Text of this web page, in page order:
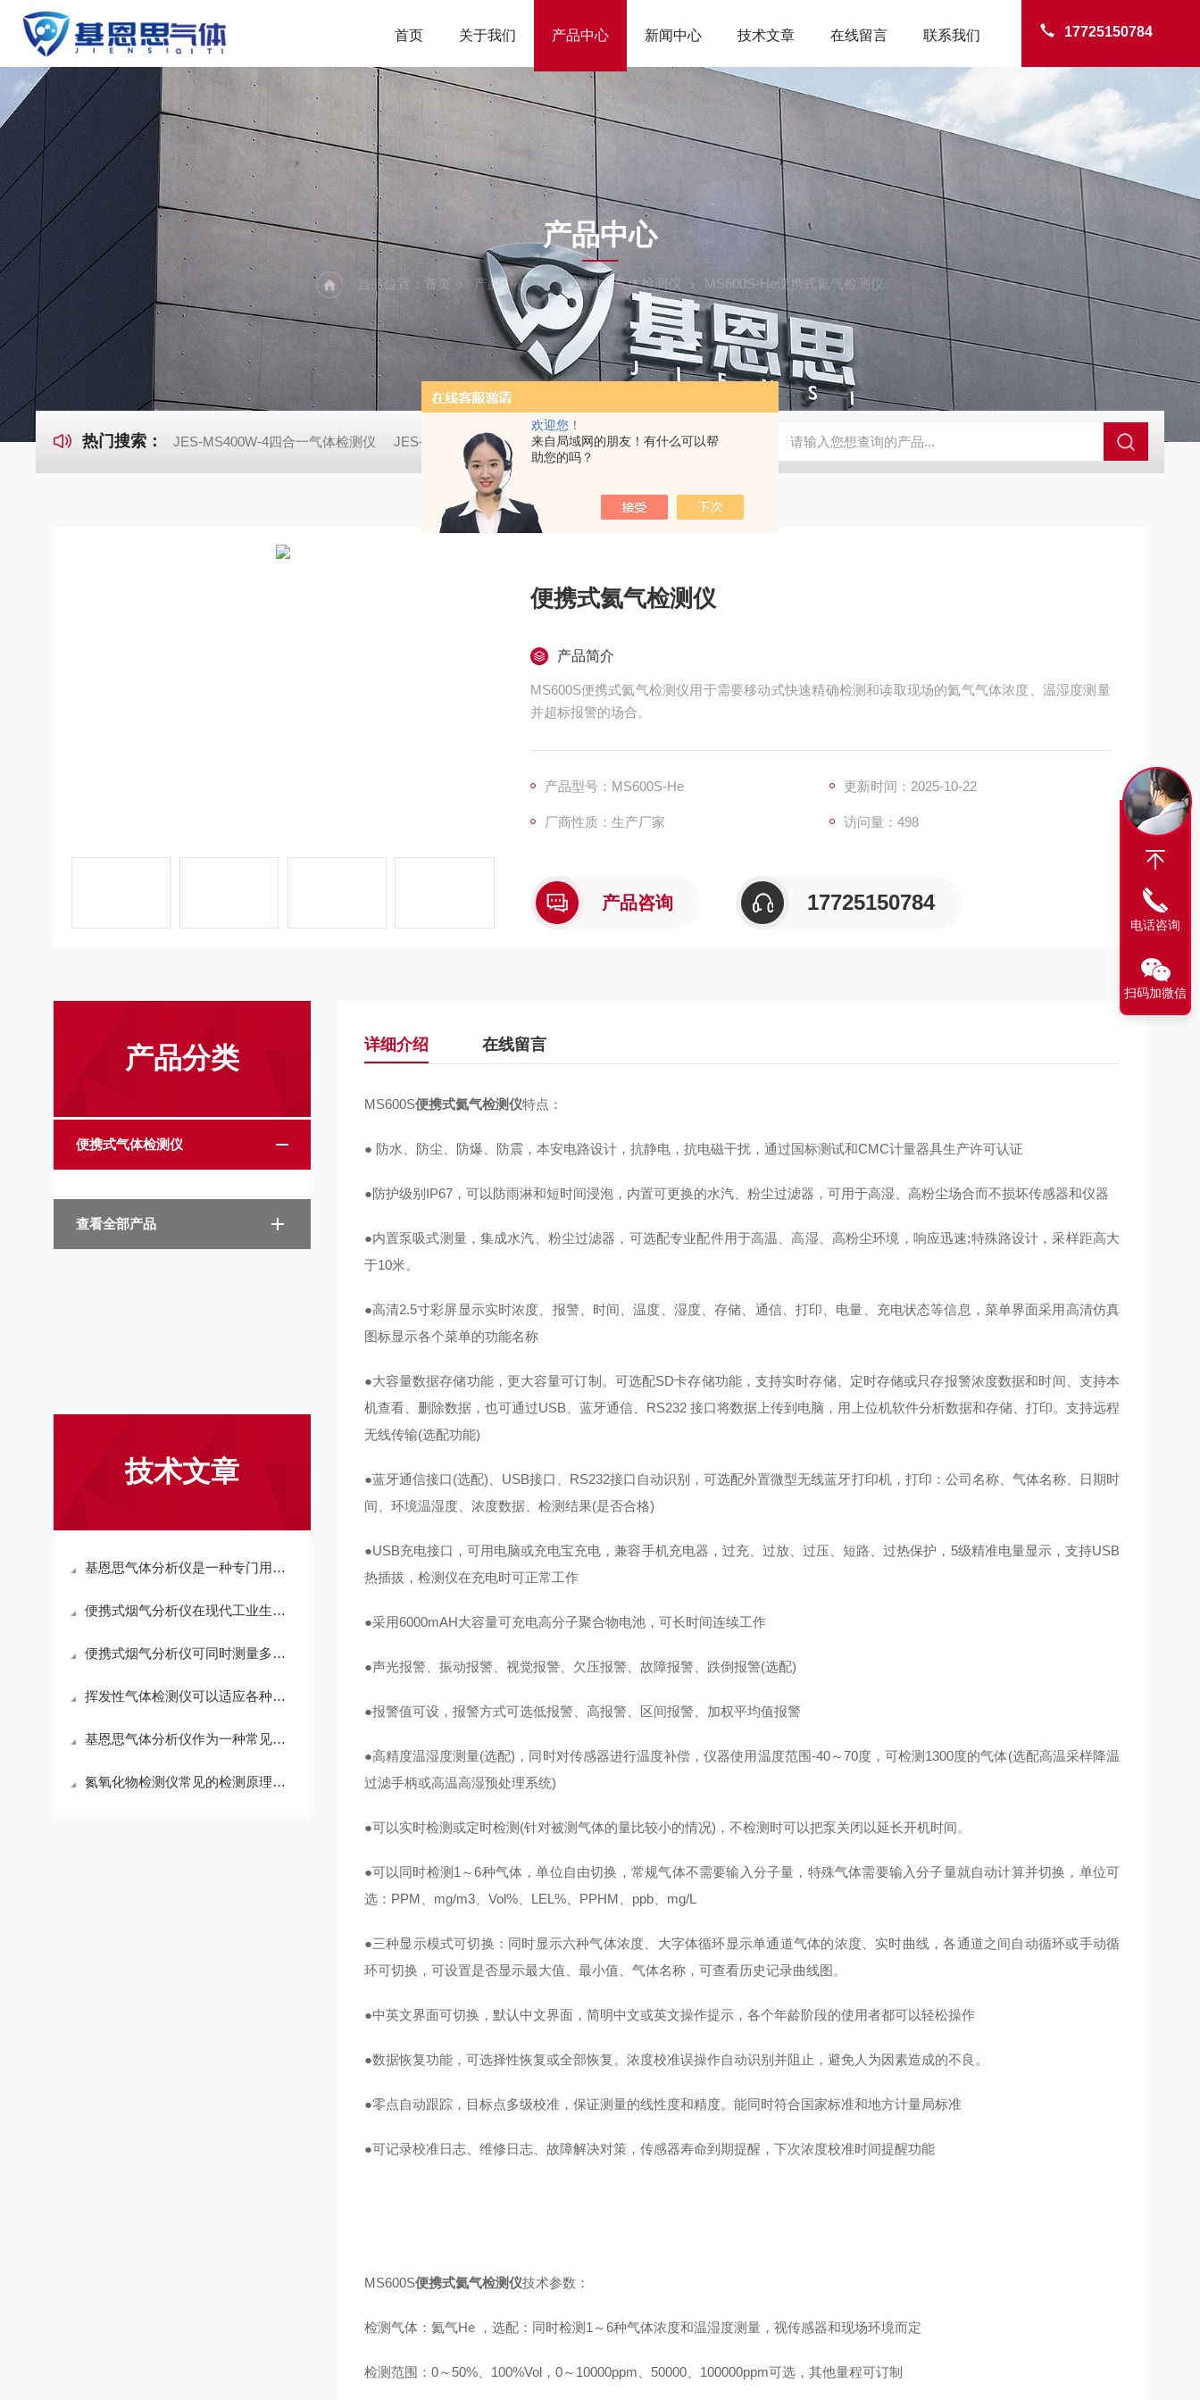
欢迎您！
来自局域网的朋友！有什么可以帮
助您的吗？
17725150784
首页 关于我们 产品中心 新闻中心 技术文章 在线留言 联系我们
PRODUCTS CENTER
产品中心
当前位置：首页 产品中心 便携式气体检测仪 MS600S-He便携式氦气检测仪
热门搜索： JES-MS400W-4四合一气体检测仪 JES-MS400W-CO2二氧化碳气体检测仪 JES-MS400W-C2H8N2偏二甲肼气体检测仪 JES-MS400W-CO一氧化碳气体检测仪
便携式氦气检测仪
产品简介
MS600S便携式氦气检测仪用于需要移动式快速精确检测和读取现场的氦气气体浓度、温湿度测量
并超标报警的场合。
产品型号：MS600S-He 更新时间：2025-10-22
厂商性质：生产厂家 访问量：498
产品咨询 17725150784
产品分类
便携式气体检测仪
查看全部产品
技术文章
基恩思气体分析仪是一种专门用于检测气体成分与浓度的设备
便携式烟气分析仪在现代工业生产中发挥着不可少的作用
便携式烟气分析仪可同时测量多种气体
挥发性气体检测仪可以适应各种复杂的工业环境
基恩思气体分析仪作为一种常见的气体检测设备
氮氧化物检测仪常见的检测原理有化学发光法、红外吸收法两种
详细介绍 在线留言
MS600S便携式氦气检测仪特点：
● 防水、防尘、防爆、防震，本安电路设计，抗静电，抗电磁干扰，通过国标测试和CMC计量器具生产许可认证
●防护级别IP67，可以防雨淋和短时间浸泡，内置可更换的水汽、粉尘过滤器，可用于高湿、高粉尘场合而不损坏传感器和仪器
●内置泵吸式测量，集成水汽、粉尘过滤器，可选配专业配件用于高温、高湿、高粉尘环境，响应迅速;特殊路设计，采样距高大
于10米。
●高清2.5寸彩屏显示实时浓度、报警、时间、温度、湿度、存储、通信、打印、电量、充电状态等信息，菜单界面采用高清仿真
图标显示各个菜单的功能名称
●大容量数据存储功能，更大容量可订制。可选配SD卡存储功能，支持实时存储、定时存储或只存报警浓度数据和时间、支持本
机查看、删除数据，也可通过USB、蓝牙通信、RS232 接口将数据上传到电脑，用上位机软件分析数据和存储、打印。支持远程
无线传输(选配功能)
●蓝牙通信接口(选配)、USB接口、RS232接口自动识别，可选配外置微型无线蓝牙打印机，打印：公司名称、气体名称、日期时
间、环境温湿度、浓度数据、检测结果(是否合格)
●USB充电接口，可用电脑或充电宝充电，兼容手机充电器，过充、过放、过压、短路、过热保护，5级精准电量显示，支持USB
热插拔，检测仪在充电时可正常工作
●采用6000mAH大容量可充电高分子聚合物电池，可长时间连续工作
●声光报警、振动报警、视觉报警、欠压报警、故障报警、跌倒报警(选配)
●报警值可设，报警方式可选低报警、高报警、区间报警、加权平均值报警
●高精度温湿度测量(选配)，同时对传感器进行温度补偿，仪器使用温度范围-40～70度，可检测1300度的气体(选配高温采样降温
过滤手柄或高温高湿预处理系统)
●可以实时检测或定时检测(针对被测气体的量比较小的情况)，不检测时可以把泵关闭以延长开机时间。
●可以同时检测1～6种气体，单位自由切换，常规气体不需要输入分子量，特殊气体需要输入分子量就自动计算并切换，单位可
选：PPM、mg/m3、Vol%、LEL%、PPHM、ppb、mg/L
●三种显示模式可切换：同时显示六种气体浓度、大字体循环显示单通道气体的浓度、实时曲线，各通道之间自动循环或手动循
环可切换，可设置是否显示最大值、最小值、气体名称，可查看历史记录曲线图。
●中英文界面可切换，默认中文界面，简明中文或英文操作提示，各个年龄阶段的使用者都可以轻松操作
●数据恢复功能，可选择性恢复或全部恢复。浓度校准误操作自动识别并阻止，避免人为因素造成的不良。
●零点自动跟踪，目标点多级校准，保证测量的线性度和精度。能同时符合国家标准和地方计量局标准
●可记录校准日志、维修日志、故障解决对策，传感器寿命到期提醒，下次浓度校准时间提醒功能
MS600S便携式氦气检测仪技术参数：
检测气体：氦气He ，选配：同时检测1～6种气体浓度和温湿度测量，视传感器和现场环境而定
检测范围：0～50%、100%Vol，0～10000ppm、50000、100000ppm可选，其他量程可订制
电话咨询
扫码加微信